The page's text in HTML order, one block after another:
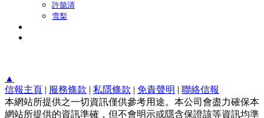
許懿清
雪梨
▲
信報主頁 | 服務條款 | 私隱條款 | 免責聲明 | 聯絡信報
本網站所提供之一切資訊僅供參考用途。本公司會盡力確保本
網站所提供的資訊準確，但不會明示或隱含保證該等資訊均準